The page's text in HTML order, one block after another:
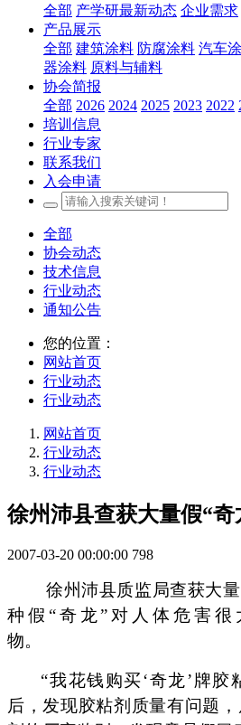
全部 产学研最新动态 企业需求
产品展示
全部 建筑涂料 防腐涂料 汽车
器涂料 原料与辅料
协会简报
全部 2026 2024 2025 2023 2022
培训信息
行业专家
联系我们
入会申请
全部
协会动态
技术信息
行业动态
通知公告
您的位置：
网站首页
行业动态
行业动态
网站首页
行业动态
行业动态
徐州沛县查获大量假“奇
2007-03-20 00:00:00 798
徐州沛县质监局查获大
种假 “奇龙” 对人体危害很
物。
“我花钱购买‘奇龙’牌胶
后，发现胶粘剂质量有问题